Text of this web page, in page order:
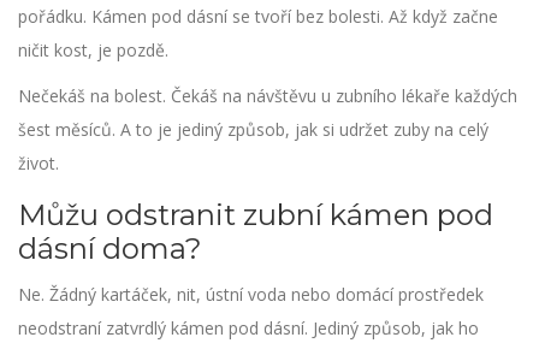
pořádku. Kámen pod dásní se tvoří bez bolesti. Až když začne
ničit kost, je pozdě.
Nečekáš na bolest. Čekáš na návštěvu u zubního lékaře každých
šest měsíců. A to je jediný způsob, jak si udržet zuby na celý
život.
Můžu odstranit zubní kámen pod
dásní doma?
Ne. Žádný kartáček, nit, ústní voda nebo domácí prostředek
neodstraní zatvrdlý kámen pod dásní. Jediný způsob, jak ho